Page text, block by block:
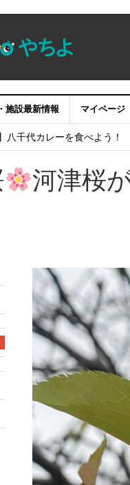
施設最新情報 マイページ
ドセレクション2026 商品
八千代カレーを食べよう！
ふるさと親子祭の開催につ
河津桜